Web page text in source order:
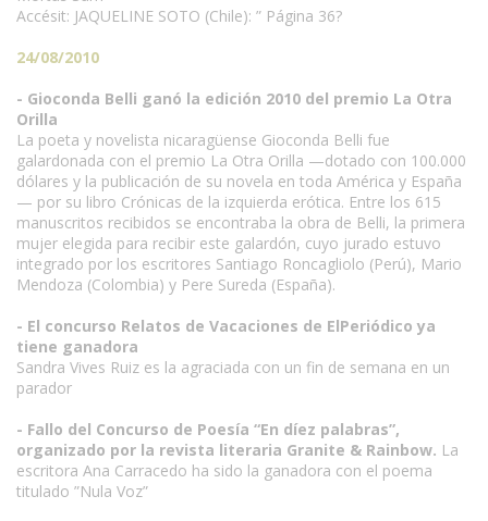
Accésit: JAQUELINE SOTO (Chile): ” Página 36?
24/08/2010
- Gioconda Belli ganó la edición 2010 del premio La Otra
Orilla
La poeta y novelista nicaragüense Gioconda Belli fue
galardonada con el premio La Otra Orilla —dotado con 100.000
dólares y la publicación de su novela en toda América y España
— por su libro Crónicas de la izquierda erótica. Entre los 615
manuscritos recibidos se encontraba la obra de Belli, la primera
mujer elegida para recibir este galardón, cuyo jurado estuvo
integrado por los escritores Santiago Roncagliolo (Perú), Mario
Mendoza (Colombia) y Pere Sureda (España).
- El concurso Relatos de Vacaciones de ElPeriódico ya
tiene ganadora
Sandra Vives Ruiz es la agraciada con un fin de semana en un
parador
- Fallo del Concurso de Poesía “En díez palabras”,
organizado por la revista literaria Granite & Rainbow. La
escritora Ana Carracedo ha sido la ganadora con el poema
titulado ”Nula Voz”